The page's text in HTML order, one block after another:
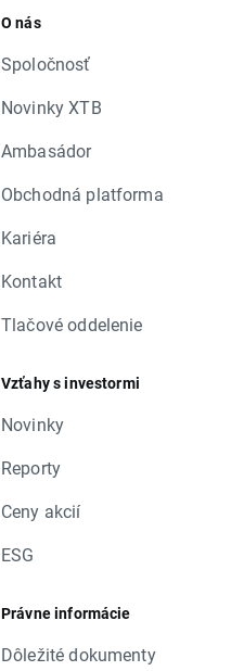
O nás
Spoločnosť
Novinky XTB
Ambasádor
Obchodná platforma
Kariéra
Kontakt
Tlačové oddelenie
Vzťahy s investormi
Novinky
Reporty
Ceny akcií
ESG
Právne informácie
Dôležité dokumenty